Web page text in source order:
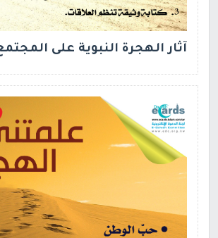
آثار الهجرة النبوية على